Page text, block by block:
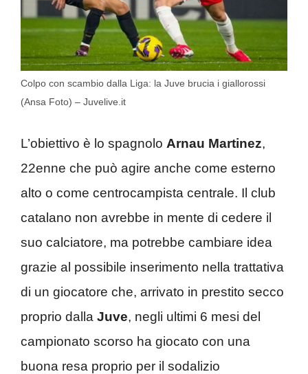
Colpo con scambio dalla Liga: la Juve brucia i giallorossi
(Ansa Foto) – Juvelive.it
L’obiettivo è lo spagnolo Arnau Martinez,
22enne che può agire anche come esterno
alto o come centrocampista centrale. Il club
catalano non avrebbe in mente di cedere il
suo calciatore, ma potrebbe cambiare idea
grazie al possibile inserimento nella trattativa
di un giocatore che, arrivato in prestito secco
proprio dalla Juve, negli ultimi 6 mesi del
campionato scorso ha giocato con una
buona resa proprio per il sodalizio